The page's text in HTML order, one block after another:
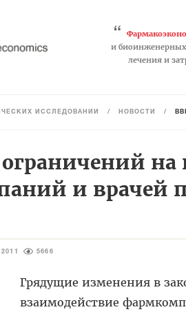
“
и биоинженерных
лечения и
ИССЛЕДОВАНИЙ / НОВОСТИ /
на
и врачей
5666
Грядущие изменения в
взаимодействие